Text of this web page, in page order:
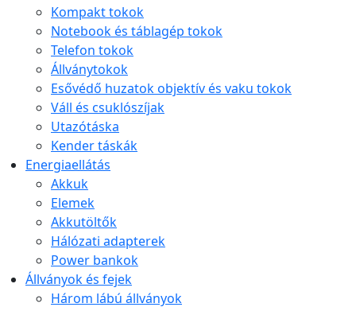
Kompakt tokok
Notebook és táblagép tokok
Telefon tokok
Állványtokok
Esővédő huzatok objektív és vaku tokok
Váll és csuklószíjak
Utazótáska
Kender táskák
Energiaellátás
Akkuk
Elemek
Akkutöltők
Hálózati adapterek
Power bankok
Állványok és fejek
Három lábú állványok